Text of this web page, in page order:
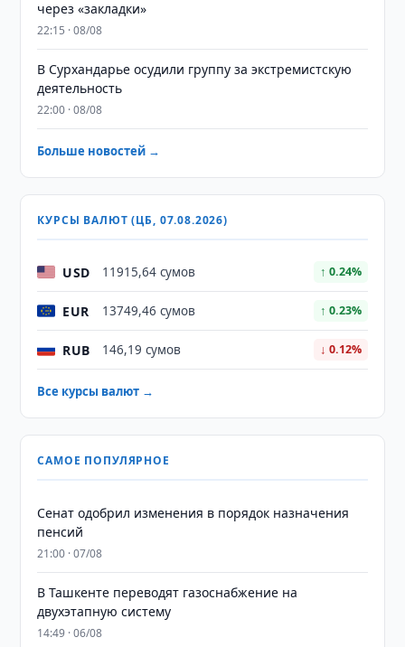
через «закладки»
22:15 · 08/08
В Сурхандарье осудили группу за экстремистскую
деятельность
22:00 · 08/08
Больше новостей →
КУРСЫ ВАЛЮТ (ЦБ, 07.08.2026)
USD 11915,64 сумов ↑ 0.24%
EUR 13749,46 сумов ↑ 0.23%
RUB 146,19 сумов ↓ 0.12%
Все курсы валют →
САМОЕ ПОПУЛЯРНОЕ
Сенат одобрил изменения в порядок назначения
пенсий
21:00 · 07/08
В Ташкенте переводят газоснабжение на
двухэтапную систему
14:49 · 06/08